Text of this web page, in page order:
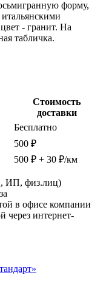
форму,
- гранит. На
табличка.
Стоимость
доставки
Бесплатно
500 ₽
500 ₽ + 30 ₽/км
ИП, физ.лиц)
в офисе компании
через интернет-